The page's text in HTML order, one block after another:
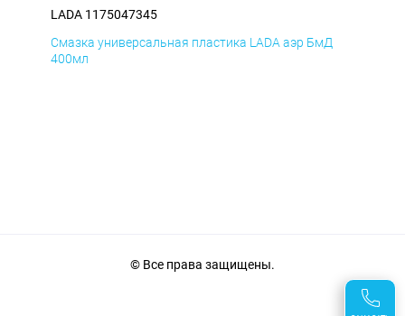
LADA 1175047345
Смазка универсальная пластика LADA аэр БмД
400мл
© Все права защищены.